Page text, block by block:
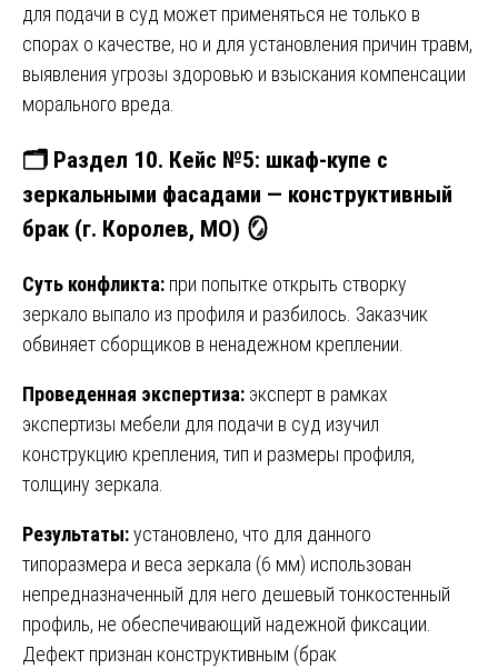
для подачи в суд может применяться не только в
спорах о качестве, но и для установления причин травм,
выявления угрозы здоровью и взыскания компенсации
морального вреда.
🗂️ Раздел 10. Кейс №5: шкаф-купе с
зеркальными фасадами — конструктивный
брак (г. Королев, МО) 🪞
Суть конфликта: при попытке открыть створку
зеркало выпало из профиля и разбилось. Заказчик
обвиняет сборщиков в ненадежном креплении.
Проведенная экспертиза: эксперт в рамках
экспертизы мебели для подачи в суд изучил
конструкцию крепления, тип и размеры профиля,
толщину зеркала.
Результаты:установлено, что для данного
типоразмера и веса зеркала (6 мм) использован
непредназначенный для него дешевый тонкостенный
профиль, не обеспечивающий надежной фиксации.
Дефект признан конструктивным (брак